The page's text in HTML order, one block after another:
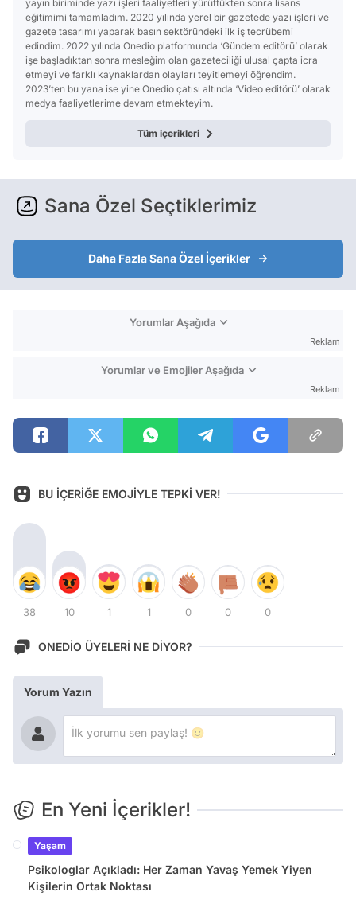
yayın biriminde yazı işleri faaliyetleri yürüttükten sonra lisans
eğitimimi tamamladım. 2020 yılında yerel bir gazetede yazı işleri ve
gazete tasarımı yaparak basın sektöründeki ilk iş tecrübemi
edindim. 2022 yılında Onedio platformunda ‘Gündem editörü’ olarak
işe başladıktan sonra mesleğim olan gazeteciliği ulusal çapta icra
etmeyi ve farklı kaynaklardan olayları teyitlemeyi öğrendim.
2023’ten bu yana ise yine Onedio çatısı altında ‘Video editörü’ olarak
medya faaliyetlerime devam etmekteyim.
Tüm içerikleri
Sana Özel Seçtiklerimiz
Daha Fazla Sana Özel İçerikler
Yorumlar Aşağıda
Reklam
Yorumlar ve Emojiler Aşağıda
Reklam
BU İÇERİĞE EMOJİYLE TEPKİ VER!
38 10 1 1 0 0 0
ONEDİO ÜYELERİ NE DİYOR?
Yorum Yazın
En Yeni İçerikler!
Yaşam
Psikologlar Açıkladı: Her Zaman Yavaş Yemek Yiyen
Kişilerin Ortak Noktası